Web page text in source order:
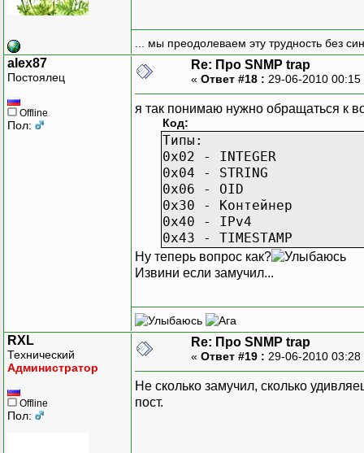
0320 29 20 69 6e 20
0330 0e 06 09 2b 06
0340 82 00 25 06 09
0360 72 6b 20 57 6f 72
0370 01 04 01 c3 0e
0380 06 01 04 01 c3
0390 48 4f 52 49 54 59
03a0 0e 06 09 2b
... мы преодолеваем эту трудность без
alex87
Постоялец
Offline
Пол:
Re: Про SNMP trap
« Ответ #18 : 29-06-2010
я так понимаю нужно обращаться к
Код:
Типы:
0x02 - INTEGER
0x04 - STRING
0x06 - OID
0x30 - Контейнер
0x40 - IPv4
0x43 - TIMESTAMP
Ну теперь вопрос как?
Извини если замучил...
RXL
Технический
Администратор
Offline
Пол:
Re: Про SNMP trap
« Ответ #19 : 29-06-2010
Не сколько замучил, сколько
пост.